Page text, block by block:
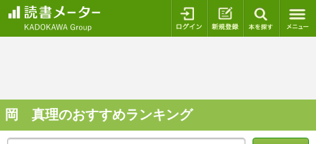
ログイン 新規登録
岡 真理のおすすめランキング